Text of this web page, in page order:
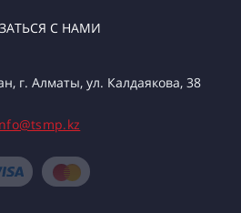
С НАМИ
г. Алматы, ул. Калдаякова, 38